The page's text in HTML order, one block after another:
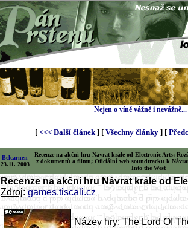
Nejen o víně vážně i nevážně...
[ <<< Další článek] [ Všechny články ] [
Belcarnen
23.11. 2003
Recenze na akční hru Návrat krále od Electronic Arts;
z dokumentů a filmu; Oficiální web soundtracku k
Into the West
Recenze na akční hru Návrat krále od
Zdroj:games.tiscali.cz
Název hry: The Lord Of